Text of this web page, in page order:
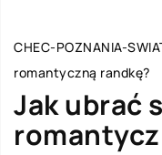
CHEC-POZNANIA-
romantyczną randkę?
Jak ubrać